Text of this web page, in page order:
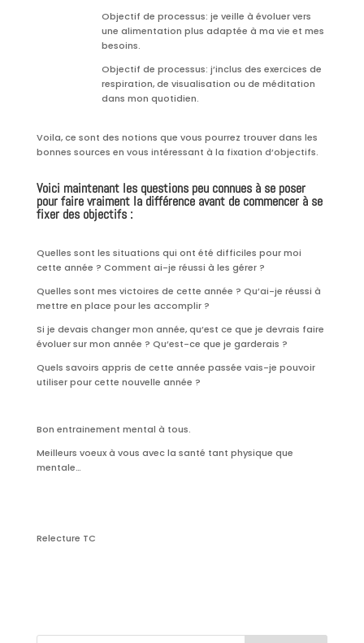
Objectif de processus: je veille à évoluer vers
une alimentation plus adaptée à ma vie et mes
besoins.
Objectif de processus: j’inclus des exercices de
respiration, de visualisation ou de méditation
dans mon quotidien.
Voila, ce sont des notions que vous pourrez trouver dans les
bonnes sources en vous intéressant à la fixation d’objectifs.
Voici maintenant les questions peu connues à se poser
pour faire vraiment la différence avant de commencer à se
fixer des objectifs :
Quelles sont les situations qui ont été difficiles pour moi
cette année ? Comment ai-je réussi à les gérer ?
Quelles sont mes victoires de cette année ? Qu’ai-je réussi à
mettre en place pour les accomplir ?
Si je devais changer mon année, qu’est ce que je devrais faire
évoluer sur mon année ? Qu’est-ce que je garderais ?
Quels savoirs appris de cette année passée vais-je pouvoir
utiliser pour cette nouvelle année ?
Bon entrainement mental à tous.
Meilleurs voeux à vous avec la santé tant physique que
mentale…
Relecture TC